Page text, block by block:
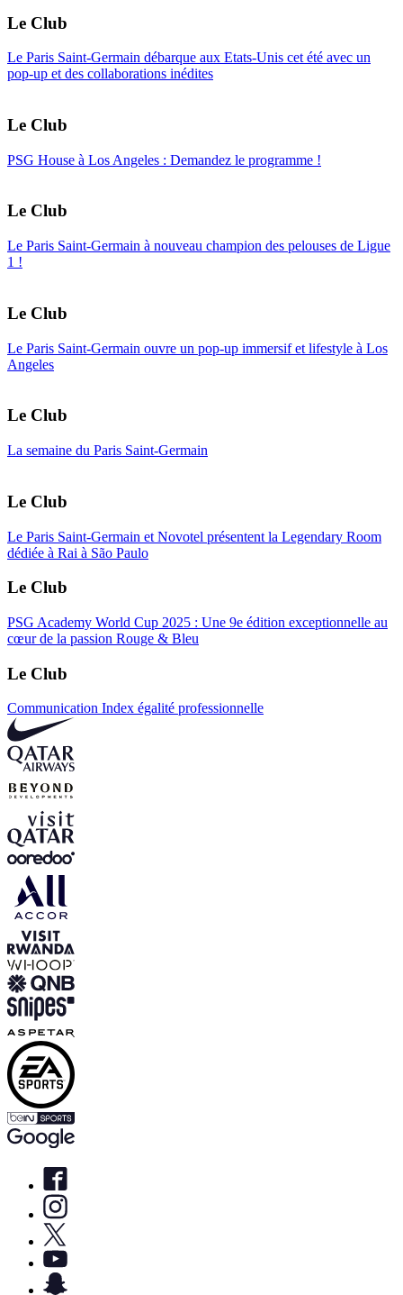
Le Club
Le Paris Saint-Germain débarque aux Etats-Unis cet été avec un
pop-up et des collaborations inédites
Le Club
PSG House à Los Angeles : Demandez le programme !
Le Club
Le Paris Saint-Germain à nouveau champion des pelouses de Ligue
1 !
Le Club
Le Paris Saint-Germain ouvre un pop-up immersif et lifestyle à Los
Angeles
Le Club
La semaine du Paris Saint-Germain
Le Club
Le Paris Saint-Germain et Novotel présentent la Legendary Room
dédiée à Rai à São Paulo
Le Club
PSG Academy World Cup 2025 : Une 9e édition exceptionnelle au
cœur de la passion Rouge & Bleu
Le Club
Communication Index égalité professionnelle